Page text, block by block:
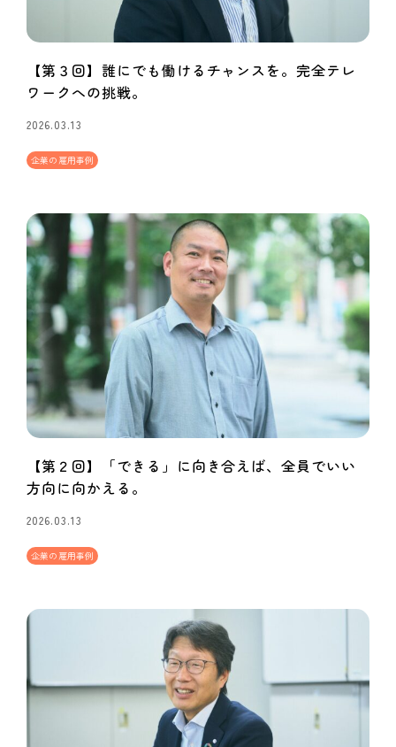
【第３回】誰にでも働けるチャンスを。完全テレ
ワークへの挑戦。
2026.03.13
企業の雇用事例
【第２回】「できる」に向き合えば、全員でいい
方向に向かえる。
2026.03.13
企業の雇用事例